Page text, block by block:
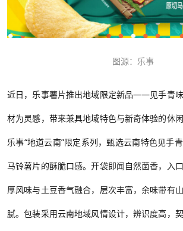
图源：乐事
近日，乐事薯片推出地域限定新品——见手青味
材为灵感，带来兼具地域特色与新奇体验的休
乐事“地道云南”限定系列，甄选云南特色见手
马铃薯片的酥脆口感。开袋即闻自然菌香，入
厚风味与土豆香气融合，层次丰富，余味带有
腻。包装采用云南地域风情设计，辨识度高，